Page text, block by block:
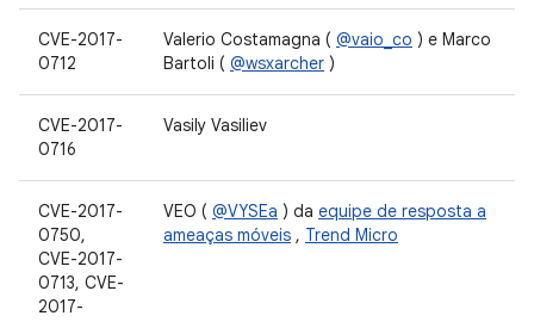
CVE-2017-
0712
Valerio Costamagna ( @vaio_co ) e Marco
Bartoli ( @wsxarcher )
CVE-2017-
0716
Vasily Vasiliev
CVE-2017-
0750,
CVE-2017-
0713, CVE-
2017-
VEO ( @VYSEa ) da equipe de resposta a
ameaças móveis , Trend Micro